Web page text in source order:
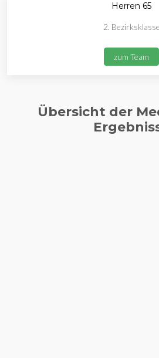
Herren 65
2. Bezirksklasse
zum Team
Übersicht der